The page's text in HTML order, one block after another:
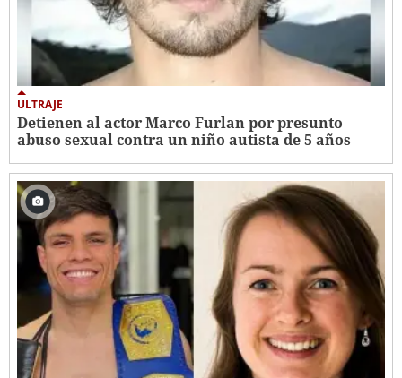
ULTRAJE
Detienen al actor Marco Furlan por presunto
abuso sexual contra un niño autista de 5 años